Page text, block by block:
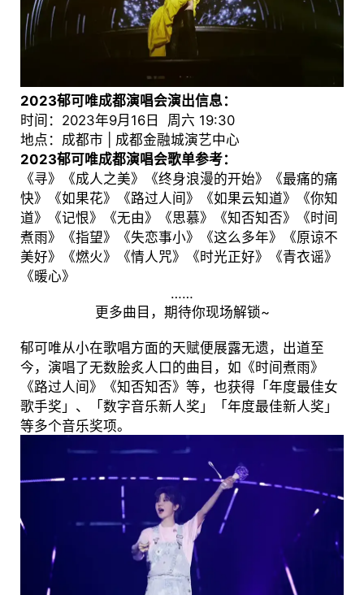
2023郁可唯成都演唱会演出信息：
时间：2023年9月16日 周六 19:30
地点：成都市 | 成都金融城演艺中心
2023郁可唯成都演唱会歌单参考：
《寻》《成人之美》《终身浪漫的开始》《最痛的痛
快》《如果花》《路过人间》《如果云知道》《你知
道》《记恨》《无由》《思慕》《知否知否》《时间
煮雨》《指望》《失恋事小》《这么多年》《原谅不
美好》《燃火》《情人咒》《时光正好》《青衣谣》
《暖心》
……
更多曲目，期待你现场解锁~
郁可唯从小在歌唱方面的天赋便展露无遗，出道至
今，演唱了无数脍炙人口的曲目，如《时间煮雨》
《路过人间》《知否知否》等，也获得「年度最佳女
歌手奖」、「数字音乐新人奖」「年度最佳新人奖」
等多个音乐奖项。